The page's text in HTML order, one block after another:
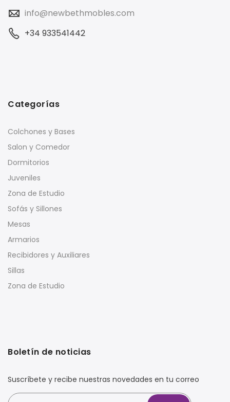
info@newbethmobles.com
+34 933541442
Categorías
Colchones y Bases
Salon y Comedor
Dormitorios
Juveniles
Zona de Estudio
Sofás y Sillones
Mesas
Armarios
Recibidores y Auxiliares
Sillas
Zona de Estudio
Boletín de noticias
Suscríbete y recibe nuestras novedades en tu correo